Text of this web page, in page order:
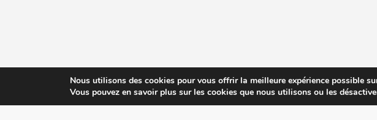
Nous utilisons des cookies pour vous offrir la meilleure expérience possible
Vous pouvez en savoir plus sur les cookies que nous utilisons ou les